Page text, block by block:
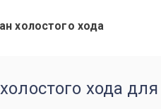
холостого хода
хода